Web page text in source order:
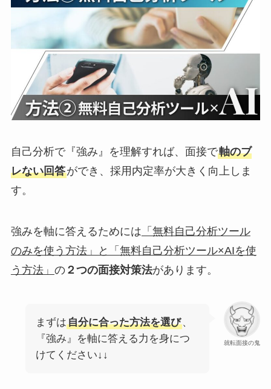
自己分析で『強み』を理解すれば、面接で軸のブ
レない回答ができ、採用内定率が大きく向上しま
す。
強みを軸に答えるためには 「無料自己分析ツール
のみを使う方法」と「無料自己分析ツール×AIを使
う方法」 の２つの面接対策法があります。
就転面接の鬼
まずは自分に合った方法を選び、
『強み』を軸に答える力を身につ
けてください↓↓